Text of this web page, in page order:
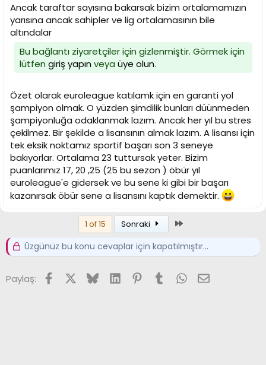
Ancak taraftar sayısına bakarsak bizim ortalamamızın
yarısına ancak sahipler ve lig ortalamasının bile
altındalar
Bu bağlantı ziyaretçiler için gizlenmiştir. Görmek için
lütfen giriş yapınveya üye olun.
Özet olarak euroleague katılamk için en garanti yol
şampiyon olmak. O yüzden şimdilik bunları düünmeden
şampiyonluğa odaklanmak lazım. Ancak her yıl bu stres
çekilmez. Bir şekilde a lisansının almak lazım. A lisansı için
tek eksik noktamız sportif başarı son 3 seneye
bakıyorlar. Ortalama 23 tuttursak yeter. Bizim
puanlarımız 17, 20 ,25 (25 bu sezon ) öbür yıl
euroleague'e gidersek ve bu sene ki gibi bir başarı
kazanırsak öbür sene a lisansını kaptık demektir.
1 of 15 Sonraki
Üzgünüz bu konu cevaplar için kapatılmıştır...
Paylaş: FacebookX (Twitter)
BlueskyLinkedInPinterest
TumblrWhatsApp
E-posta